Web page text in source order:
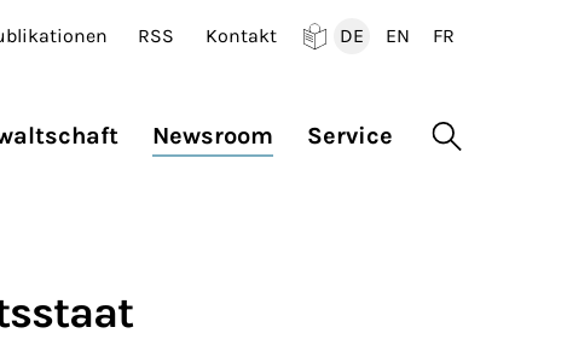
RSS Kontakt
DE
EN
FR
Newsroom Service Suche